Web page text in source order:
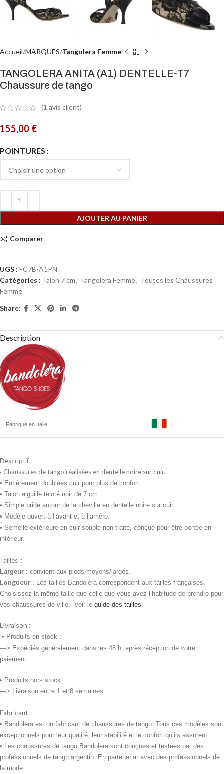
Accueil MARQUES Tangolera Femme
TANGOLERA ANITA (A1) DENTELLE-T7
Chaussure de tango
(1 avis client)
155,00 €
POINTURES
AJOUTER AU PANIER
Comparer
UGS : FC7B-A1PN
Catégories : Talon 7 cm, Tangolera Femme, Toutes les Chaussures
Femme
Share:
Description
Fabriqué en Italie
Descriptif :
• Chaussures de tango réalisées en dentelle noire sur cuir.
• Entièrement doublées cuir pour plus de confort.
• Talon aiguille teinté noir de 7 cm.
• Simple bride autour de la cheville en dentelle noire sur cuir.
• Modèle ouvert à l’avant et à l’arrière.
• Semelle extérieure en cuir souple non traité, conçue pour être portée en
intérieur.
Tailles :
Largeur : convient aux pieds moyens/larges.
Longueur : Les tailles Bandolera correspondent aux tailles françaises.
Choisissez la même taille que celle que vous avez l’habitude de prendre pour
vos chaussures de ville. Voir le guide des tailles
Livraison :
• Produits en stock :
—> Expédiés généralement dans les 48 h, après réception de votre
paiement.
• Produits hors stock :
—> Livraison entre 1 et 8 semaines.
Fabricant :
• Bandolera est un fabricant de chaussures de tango. Tous ces modèles sont
exceptionnels pour leur qualité, leur stabilité et le confort qu’ils assurent.
• Les chaussures de tango Bandolera sont conçues et testées par des
professionnels de tango argentin. En partenariat avec des professionnels de
la mode.